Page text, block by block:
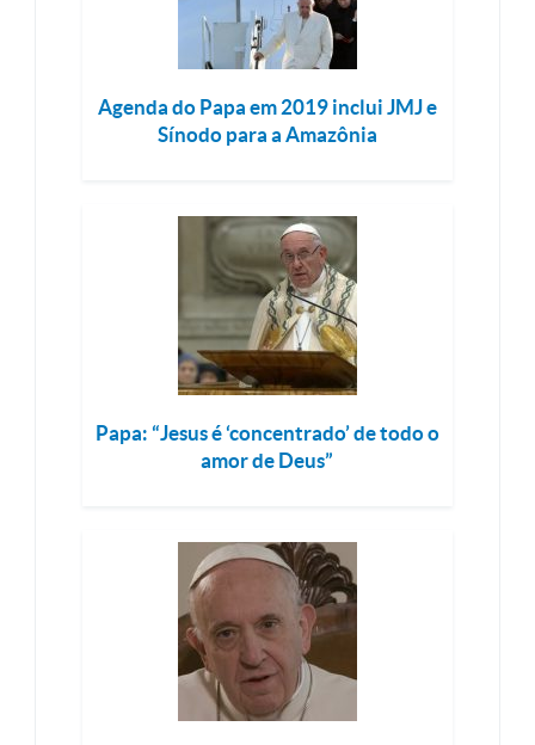
Agenda do Papa em 2019 inclui JMJ e
Sínodo para a Amazônia
Papa: “Jesus é ‘concentrado’ de todo o
amor de Deus”